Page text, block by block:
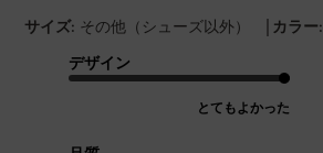
サイズ: その他（シューズ以外） | カラー:
デザイン
とてもよかった